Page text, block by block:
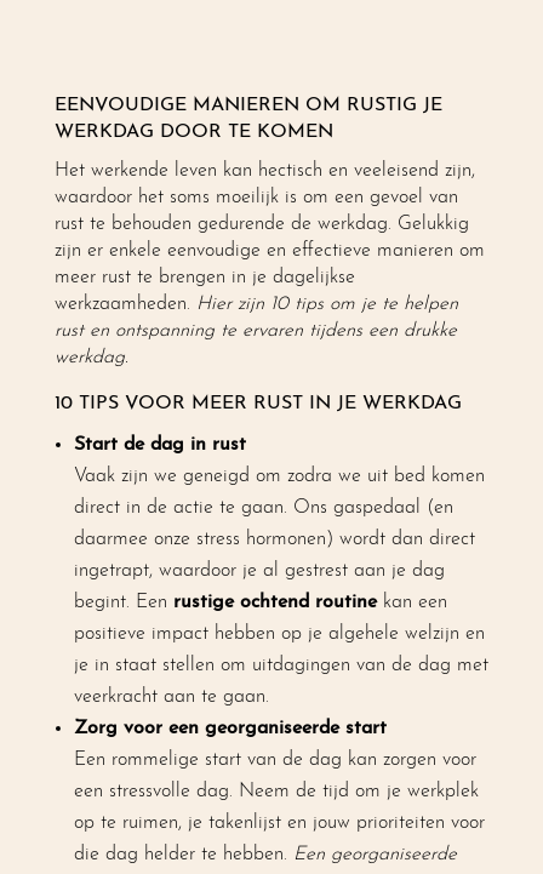
EENVOUDIGE MANIEREN OM RUSTIG JE
WERKDAG DOOR TE KOMEN
Het werkende leven kan hectisch en veeleisend zijn,
waardoor het soms moeilijk is om een gevoel van
rust te behouden gedurende de werkdag. Gelukkig
zijn er enkele eenvoudige en effectieve manieren om
meer rust te brengen in je dagelijkse
werkzaamheden. Hier zijn 10 tips om je te helpen
rust en ontspanning te ervaren tijdens een drukke
werkdag.
10 TIPS VOOR MEER RUST IN JE WERKDAG
Start de dag in rust
Vaak zijn we geneigd om zodra we uit bed komen
direct in de actie te gaan. Ons gaspedaal (en
daarmee onze stress hormonen) wordt dan direct
ingetrapt, waardoor je al gestrest aan je dag
begint. Een rustige ochtend routinekan een
positieve impact hebben op je algehele welzijn en
je in staat stellen om uitdagingen van de dag met
veerkracht aan te gaan.
Zorg voor een georganiseerde start
Een rommelige start van de dag kan zorgen voor
een stressvolle dag. Neem de tijd om je werkplek
op te ruimen, je takenlijst en jouw prioriteiten voor
die dag helder te hebben. Een georganiseerde